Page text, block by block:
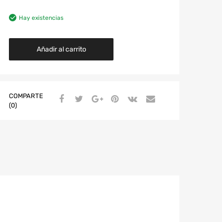
Hay existencias
Añadir al carrito
COMPARTE
(0)